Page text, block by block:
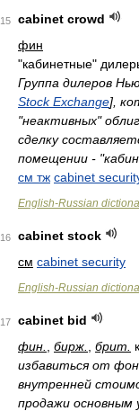
15
cabinet crowd
фин
"кабинетные"
Группа дилеров
Stock Exchange],
"неактивных"
сделку
помещении -
см тж cabinet
English-Russian
16
cabinet stock
см cabinet security
English-Russian
17
cabinet bid
фин.
бирж. брит.
избавиться от
внутренней
продажи основным